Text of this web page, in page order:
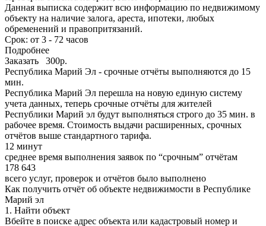
Данная выписка содержит всю информацию по недвижимому
объекту на наличие залога, ареста, ипотеки, любых
обременений и правопритязаний.
Срок: от 3 - 72 часов
Подробнее
Заказать 300р.
Республика Марий Эл - срочные отчёты выполняются до 15
мин.
Республика Марий Эл перешла на новую единую систему
учета данных, теперь срочные отчёты для жителей
Республики Марий эл будут выполняться строго до 35 мин. в
рабочее время. Стоимость выдачи расширенных, срочных
отчётов выше стандартного тарифа.
12 минут
среднее время выполнения заявок по “срочным” отчётам
178 643
всего услуг, проверок и отчётов было выполнено
Как получить отчёт об объекте недвижимости в Республике
Марий эл
1. Найти объект
Вбейте в поиске адрес объекта или кадастровый номер и